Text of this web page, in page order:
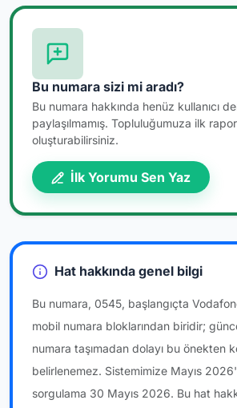
Bu numara sizi mi aradı?
Bu numara hakkında henüz kullanıcı
paylaşılmamış. Topluluğumuza ilk
oluşturabilirsiniz.
İlk Yorumu Sen Yaz
Hat hakkında genel bilgi
Bu numara, 0545, başlangıçta
mobil numara bloklarından biridir;
numara taşımadan dolayı bu önekten
belirlenemez. Sistemimize Mayıs
sorgulama 30 Mayıs 2026. Bu hat